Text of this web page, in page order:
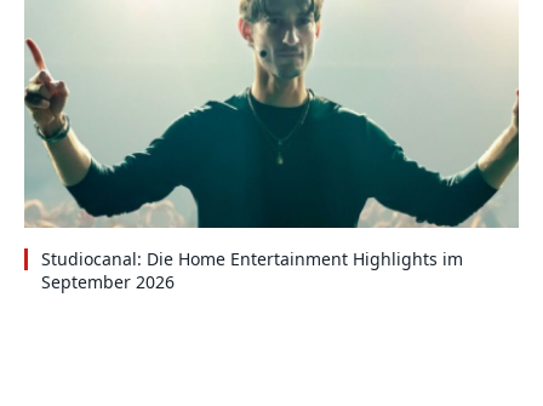
Studiocanal: Die Home Entertainment Highlights im
September 2026